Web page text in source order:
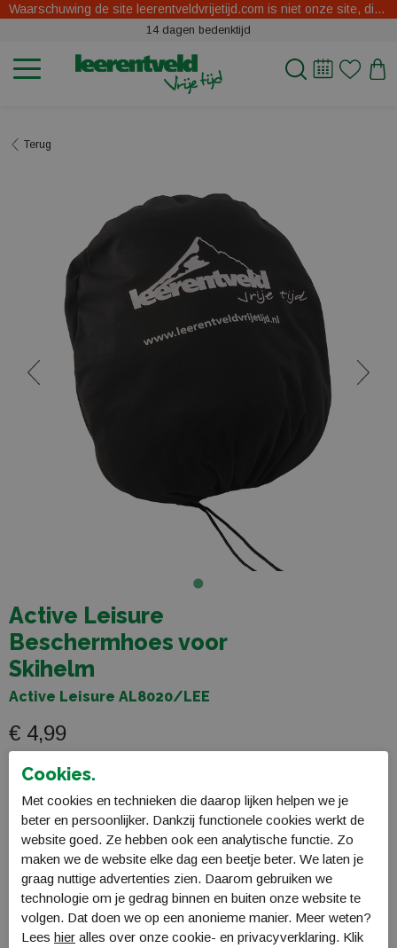
Waarschuwing de site leerentveldvrijetijd.com is niet onze site, dit zijn oplichters.
14 dagen bedenktijd
Terug
Active Leisure
Beschermhoes voor
Skihelm
Active Leisure AL8020/LEE
€ 4,99
One Size
Voor 16:00 uur besteld, morgen in huis!
Plaats in winkelmand
Cookies.
Met cookies en technieken die daarop lijken helpen we je
beter en persoonlijker. Dankzij functionele cookies werkt de
website goed. Ze hebben ook een analytische functie. Zo
maken we de website elke dag een beetje beter. We laten je
graag nuttige advertenties zien. Daarom gebruiken we
technologie om je gedrag binnen en buiten onze website te
volgen. Dat doen we op een anonieme manier. Meer weten?
Lees hier alles over onze cookie- en privacyverklaring. Klik